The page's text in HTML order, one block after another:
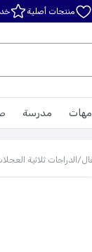
منتجات أصلية
مدرسة
/ الدراجات ثلاثية